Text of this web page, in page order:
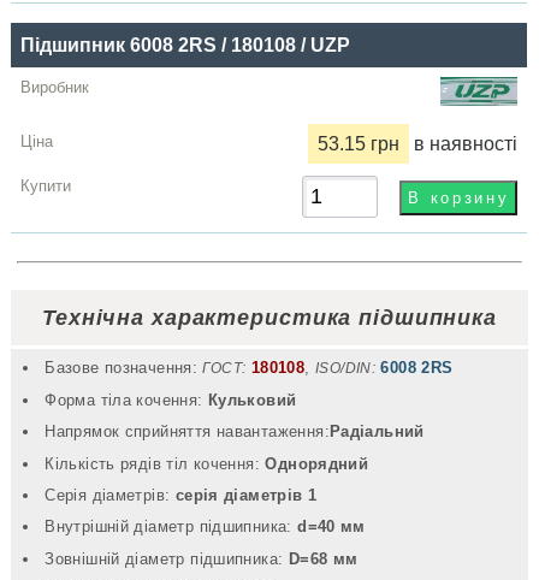
Підшипник 6008 2RS / 180108 / UZP
53.15 грн в наявності
Технічна характеристика підшипника
Базове позначення: ГОСТ: 180108, ISO/DIN: 6008 2RS
Форма тіла кочення: Кульковий
Напрямок сприйняття навантаження: Радіальний
Кількість рядів тіл кочення:Однорядний
Серія діаметрів: серія діаметрів 1
Внутрішній діаметр підшипника:d=40 мм
Зовнішній діаметр підшипника: D=68 мм